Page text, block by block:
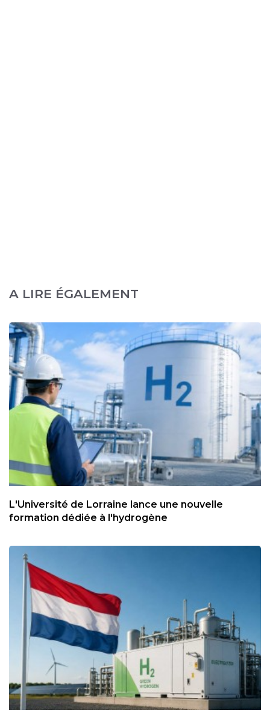
A LIRE ÉGALEMENT
L'Université de Lorraine lance une nouvelle
formation dédiée à l'hydrogène